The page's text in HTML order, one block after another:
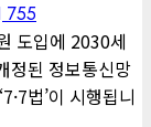
무엇이 남는가
755
도입에 2030세
정된 정보통신망
법’이 시행됩니